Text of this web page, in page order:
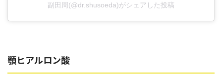
副田周(@dr.shusoeda)がシェアした投稿
顎ヒアルロン酸